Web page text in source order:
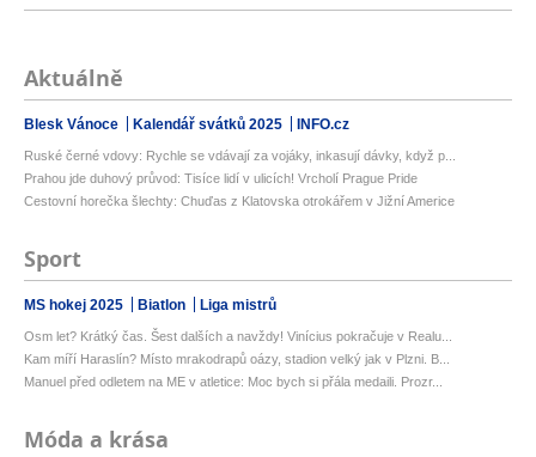
Aktuálně
Blesk Vánoce Kalendář svátků 2025 INFO.cz
Ruské černé vdovy: Rychle se vdávají za vojáky, inkasují dávky, když p...
Prahou jde duhový průvod: Tisíce lidí v ulicích! Vrcholí Prague Pride
Cestovní horečka šlechty: Chuďas z Klatovska otrokářem v Jižní Americe
Sport
MS hokej 2025 Biatlon Liga mistrů
Osm let? Krátký čas. Šest dalších a navždy! Vinícius pokračuje v Realu...
Kam míří Haraslín? Místo mrakodrapů oázy, stadion velký jak v Plzni. B...
Manuel před odletem na ME v atletice: Moc bych si přála medaili. Prozr...
Móda a krása